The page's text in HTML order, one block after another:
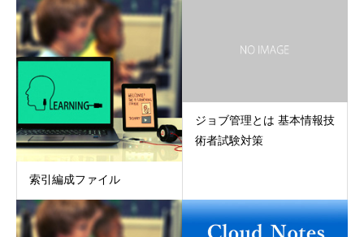
索引編成ファイル
ジョブ管理とは 基本情報技
術者試験対策